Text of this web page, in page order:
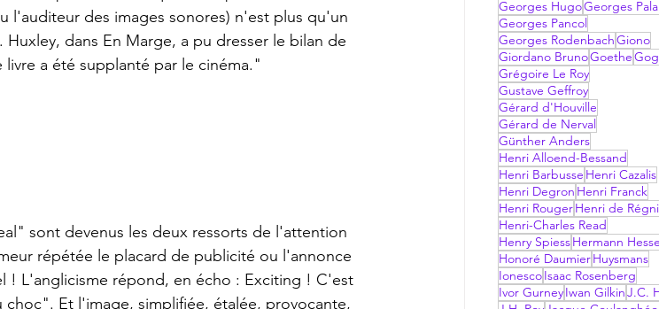
l'auditeur des images sonores) n'est plus qu'un
dans En Marge, a pu dresser le bilan de
a été supplanté par le cinéma."
répétée le placard de publicité ou l'annonce
! L'anglicisme répond, en écho : Exciting ! C'est
Et l'image, simplifiée, étalée, provocante,
Georges HugoGeorges
Georges Pancol
Georges RodenbachGiono
Giordano BrunoGoethe
Grégoire Le Roy
Gustave Geffroy
Gérard d'Houville
Gérard de Nerval
Günther Anders
Henri Alloend-Bessand
Henri Barbusse Henri Cazalis
Henri Degron Henri Franck
Henri RougerHenri de
Henri-Charles Read
Henry SpiessHermann
Honoré DaumierHuysmans
IonescoIsaac Rosenberg
Ivor GurneyIwan GilkinJ.C.